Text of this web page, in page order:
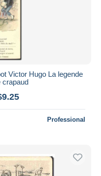
Victor Hugo La legende
crapaud
Professional